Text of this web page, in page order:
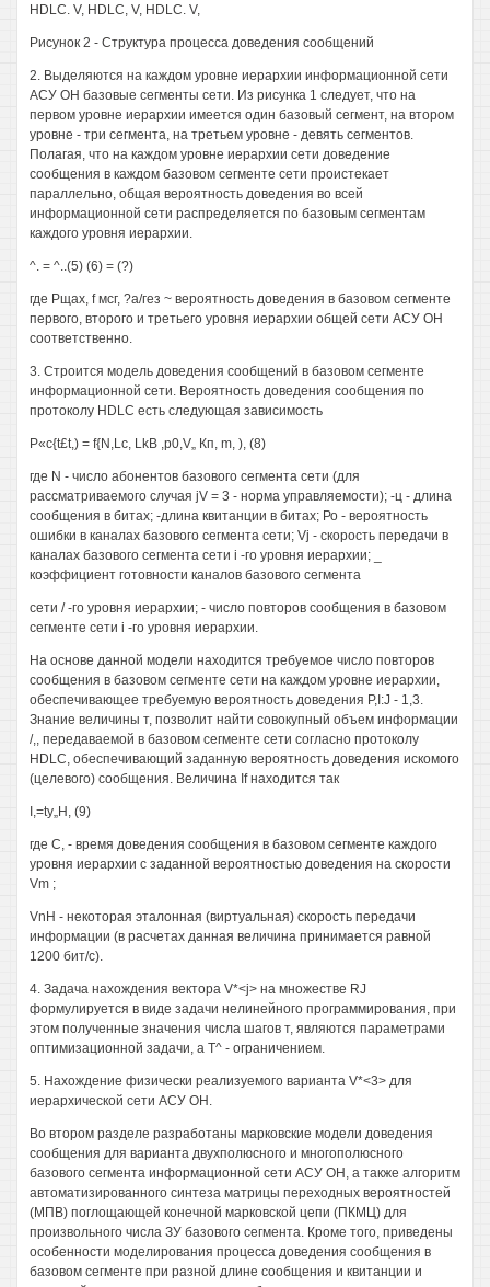
HDLC. V, HDLC, V, HDLC. V,
Рисунок 2 - Структура процесса доведения сообщений
2. Выделяются на каждом уровне иерархии информационной сети
АСУ ОН базовые сегменты сети. Из рисунка 1 следует, что на
первом уровне иерархии имеется один базовый сегмент, на втором
уровне - три сегмента, на третьем уровне - девять сегментов.
Полагая, что на каждом уровне иерархии сети доведение
сообщения в каждом базовом сегменте сети проистекает
параллельно, общая вероятность доведения во всей
информационной сети распределяется по базовым сегментам
каждого уровня иерархии.
^. = ^..(5) (6) = (?)
где Рщах, f мсг, ?а/гез ~ вероятность доведения в базовом сегменте
первого, второго и третьего уровня иерархии общей сети АСУ ОН
соответственно.
3. Строится модель доведения сообщений в базовом сегменте
информационной сети. Вероятность доведения сообщения по
протоколу HDLC есть следующая зависимость
P«c{t£t,) = f{N,Lc, LkB ,p0,V„ Кп, m, ), (8)
где N - число абонентов базового сегмента сети (для
рассматриваемого случая jV = 3 - норма управляемости); -ц - длина
сообщения в битах; -длина квитанции в битах; Ро - вероятность
ошибки в каналах базового сегмента сети; Vj - скорость передачи в
каналах базового сегмента сети i -го уровня иерархии; _
коэффициент готовности каналов базового сегмента
сети / -го уровня иерархии; - число повторов сообщения в базовом
сегменте сети i -го уровня иерархии.
На основе данной модели находится требуемое число повторов
сообщения в базовом сегменте сети на каждом уровне иерархии,
обеспечивающее требуемую вероятность доведения P,I:J - 1,3.
Знание величины т, позволит найти совокупный объем информации
/,, передаваемой в базовом сегменте сети согласно протоколу
HDLC, обеспечивающий заданную вероятность доведения искомого
(целевого) сообщения. Величина If находится так
I,=ty„H, (9)
где С, - время доведения сообщения в базовом сегменте каждого
уровня иерархии с заданной вероятностью доведения на скорости
Vm ;
VnH - некоторая эталонная (виртуальная) скорость передачи
информации (в расчетах данная величина принимается равной
1200 бит/с).
4. Задача нахождения вектора V*<j> на множестве RJ
формулируется в виде задачи нелинейного программирования, при
этом полученные значения числа шагов т, являются параметрами
оптимизационной задачи, а Т^ - ограничением.
5. Нахождение физически реализуемого варианта V*<3> для
иерархической сети АСУ ОН.
Во втором разделе разработаны марковские модели доведения
сообщения для варианта двухполюсного и многополюсного
базового сегмента информационной сети АСУ ОН, а также алгоритм
автоматизированного синтеза матрицы переходных вероятностей
(МПВ) поглощающей конечной марковской цепи (ПКМЦ) для
произвольного числа ЗУ базового сегмента. Кроме того, приведены
особенности моделирования процесса доведения сообщения в
базовом сегменте при разной длине сообщения и квитанции и